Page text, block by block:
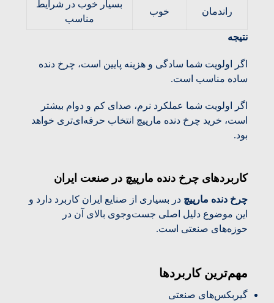
راندمان خوب
بسیار خوب در شرایط
مناسب
نتیجه
اگر اولویت شما سادگی و هزینه پایین است، چرخ دنده
ساده مناسب است.
اگر اولویت شما عملکرد نرم، صدای کم و دوام بیشتر
است، خرید چرخ دنده مارپیچ انتخاب حرفه‌ای‌تری خواهد
بود.
کاربردهای چرخ دنده مارپیچ در صنعت ایران
چرخ دنده مارپیچ در بسیاری از صنایع ایران کاربرد دارد و
این موضوع دلیل اصلی جست‌وجوی بالای آن در
حوزه‌های صنعتی است.
مهم‌ترین کاربردها
گیربکس‌های صنعتی